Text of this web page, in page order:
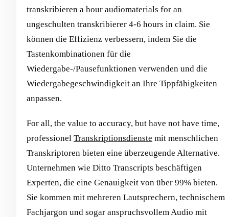
transkribieren a hour audiomaterials for an
ungeschulten transkribierer 4-6 hours in claim. Sie
können die Effizienz verbessern, indem Sie die
Tastenkombinationen für die
Wiedergabe-/Pausefunktionen verwenden und die
Wiedergabegeschwindigkeit an Ihre Tippfähigkeiten
anpassen.
For all, the value to accuracy, but have not have time,
professionel Transkriptionsdienste mit menschlichen
Transkriptoren bieten eine überzeugende Alternative.
Unternehmen wie Ditto Transcripts beschäftigen
Experten, die eine Genauigkeit von über 99% bieten.
Sie kommen mit mehreren Lautsprechern, technischem
Fachjargon und sogar anspruchsvollem Audio mit